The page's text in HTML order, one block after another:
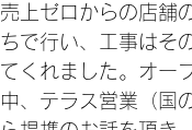
売上ゼロからの店舗
ちで行い、工事はそ
てくれました。オー
中、テラス営業（国